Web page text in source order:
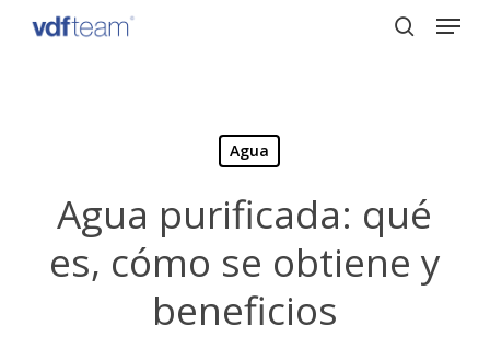
Menu
Agua
Agua purificada: qué
es, cómo se obtiene y
beneficios